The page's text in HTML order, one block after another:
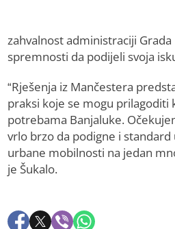
zahvalnost administraciji
spremnosti da podijeli svoja
“Rješenja iz Mančestera
praksi koje se mogu prilagoditi
potrebama Banjaluke.
vrlo brzo da podigne i standard
urbane mobilnosti na jedan
je Šukalo.